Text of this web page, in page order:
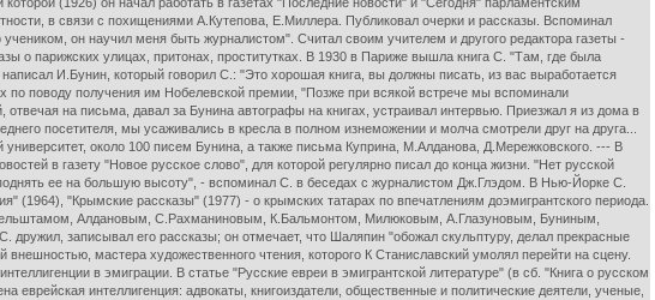
в связи с похищениями А.Кутепова, Е.Миллера. Публиковал очерки и рассказы. Вспоминал
он научил меня быть журналистом". Считал своим учителем и другого редактора газеты -
о парижских улицах, притонах, проститутках. В 1930 в Париже вышла книга С. "Там, где была
И.Бунин, который говорил С.: "Это хорошая книга, вы должны писать, из вас выработается
по поводу получения им Нобелевской премии, "Позже при всякой встрече мы вспоминали
на письма, давал за Бунина автографы на книгах, устраивал интервью. Приезжал я из дома в
посетителя, мы усаживались в кресла в полном изнеможении и молча смотрели друг на друга...
около 100 писем Бунина, а также письма Куприна, М.Алданова, Д.Мережковского. --- В
в газету "Новое русское слово", для которой регулярно писал до конца жизни. "Нет русской
ее на большую высоту", - вспоминал С. в беседах с журналистом Дж.Глэдом. В Нью-Йорке С.
"Крымские рассказы" (1977) - о крымских татарах по впечатлениям доэмигрантского периода.
Алдановым, С.Рахманиновым, К.Бальмонтом, Милюковым, А.Глазуновым, Буниным,
записывал его рассказы; он отмечает, что Шаляпин "обожал скульптуру, делал прекрасные
мастера художественного чтения, которого К Станиславский умолял перейти на сцену.
в эмиграции. В статье "Русские евреи в эмигрантской литературе" (в сб. "Книга о русском
интеллигенция: адвокаты, книгоиздатели, общественные и политические деятели, ученые,